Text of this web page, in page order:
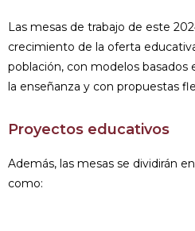
Las mesas de trabajo de este
crecimiento de la oferta
población, con modelos basados
la enseñanza y con propuestas
Proyectos educativos
Además, las mesas se dividirán
como: